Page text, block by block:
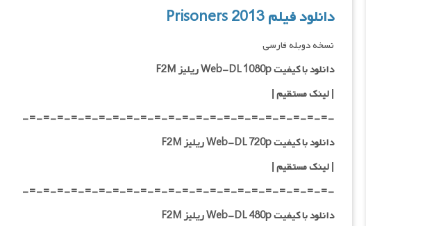
دانلود فیلم Prisoners 2013
نسخه دوبله فارسی
دانلود با کیفیت Web-DL 1080p ریلیز F2M
|لینک مستقیم|
-=-=-=-=-=-=-=-=-=-=-=-=-=-=-=-=-=-=-=-=-=-=-
دانلود با کیفیت Web-DL 720p ریلیز F2M
|لینک مستقیم|
-=-=-=-=-=-=-=-=-=-=-=-=-=-=-=-=-=-=-=-=-=-=-
دانلود با کیفیت Web-DL 480p ریلیز F2M